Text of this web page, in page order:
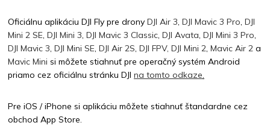
Oficiálnu aplikáciu DJI Fly pre drony DJI Air 3 DJI Mavic 3 Pro DJI
Mini 2 SE DJI Mini 3 DJI Mavic 3 Classic DJI Avata DJI Mini 3 Pro
DJI Mavic 3 DJI Mini SE DJI Air 2S DJI FPV, DJI Mini 2 Mavic Air 2 a
Mavic Mini si môžete stiahnuť pre operačný systém Android
priamo cez oficiálnu stránku DJI na tomto odkaze
Pre iOS / iPhone si aplikáciu môžete stiahnuť štandardne cez
obchod App Store.